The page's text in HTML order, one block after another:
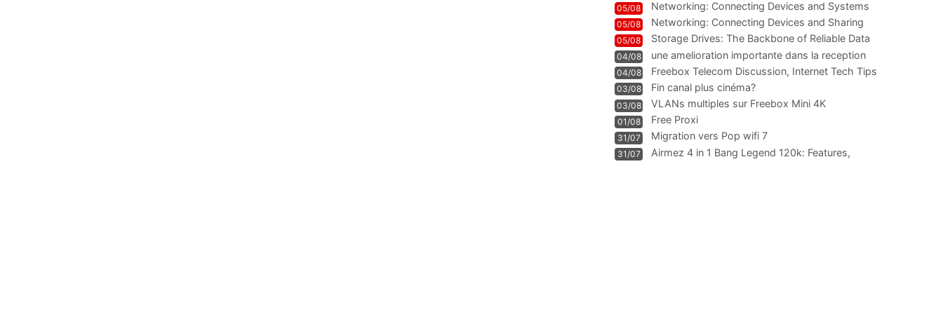
05/08 Networking: Connecting Devices and Systems
05/08
Networking: Connecting Devices and Sharing
Information
05/08
Storage Drives: The Backbone of Reliable Data
Management
04/08
une amelioration importante dans la reception
WIFI
04/08
Freebox Telecom Discussion, Internet Tech Tips
Communi
03/08 Fin canal plus cinéma?
03/08 VLANs multiples sur Freebox Mini 4K
01/08 Free Proxi
31/07 Migration vers Pop wifi 7
31/07
Airmez 4 in 1 Bang Legend 120k: Features,